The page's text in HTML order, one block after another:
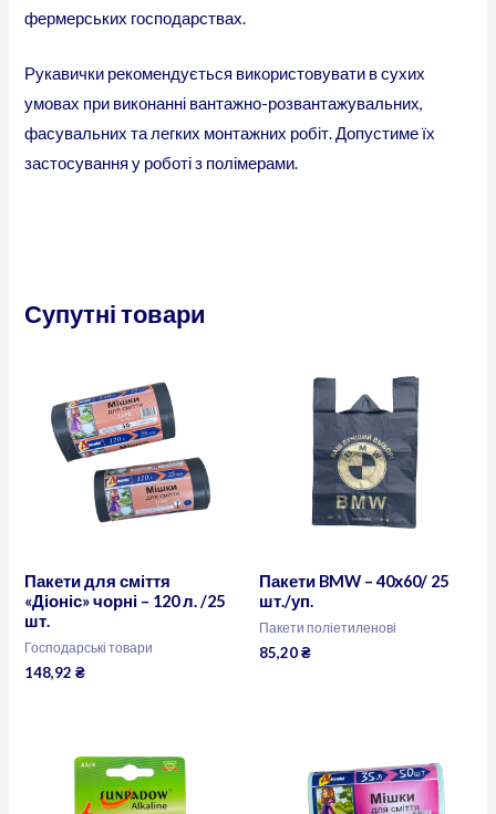
фермерських господарствах.
Рукавички рекомендується використовувати в сухих
умовах при виконанні вантажно-розвантажувальних,
фасувальних та легких монтажних робіт. Допустиме їх
застосування у роботі з полімерами.
Супутні товари
Пакети для сміття
«Діоніс» чорні – 120 л. /25
шт.
Господарські товари
148,92₴
Пакети BMW – 40х60/ 25
шт./уп.
Пакети поліетиленові
85,20₴